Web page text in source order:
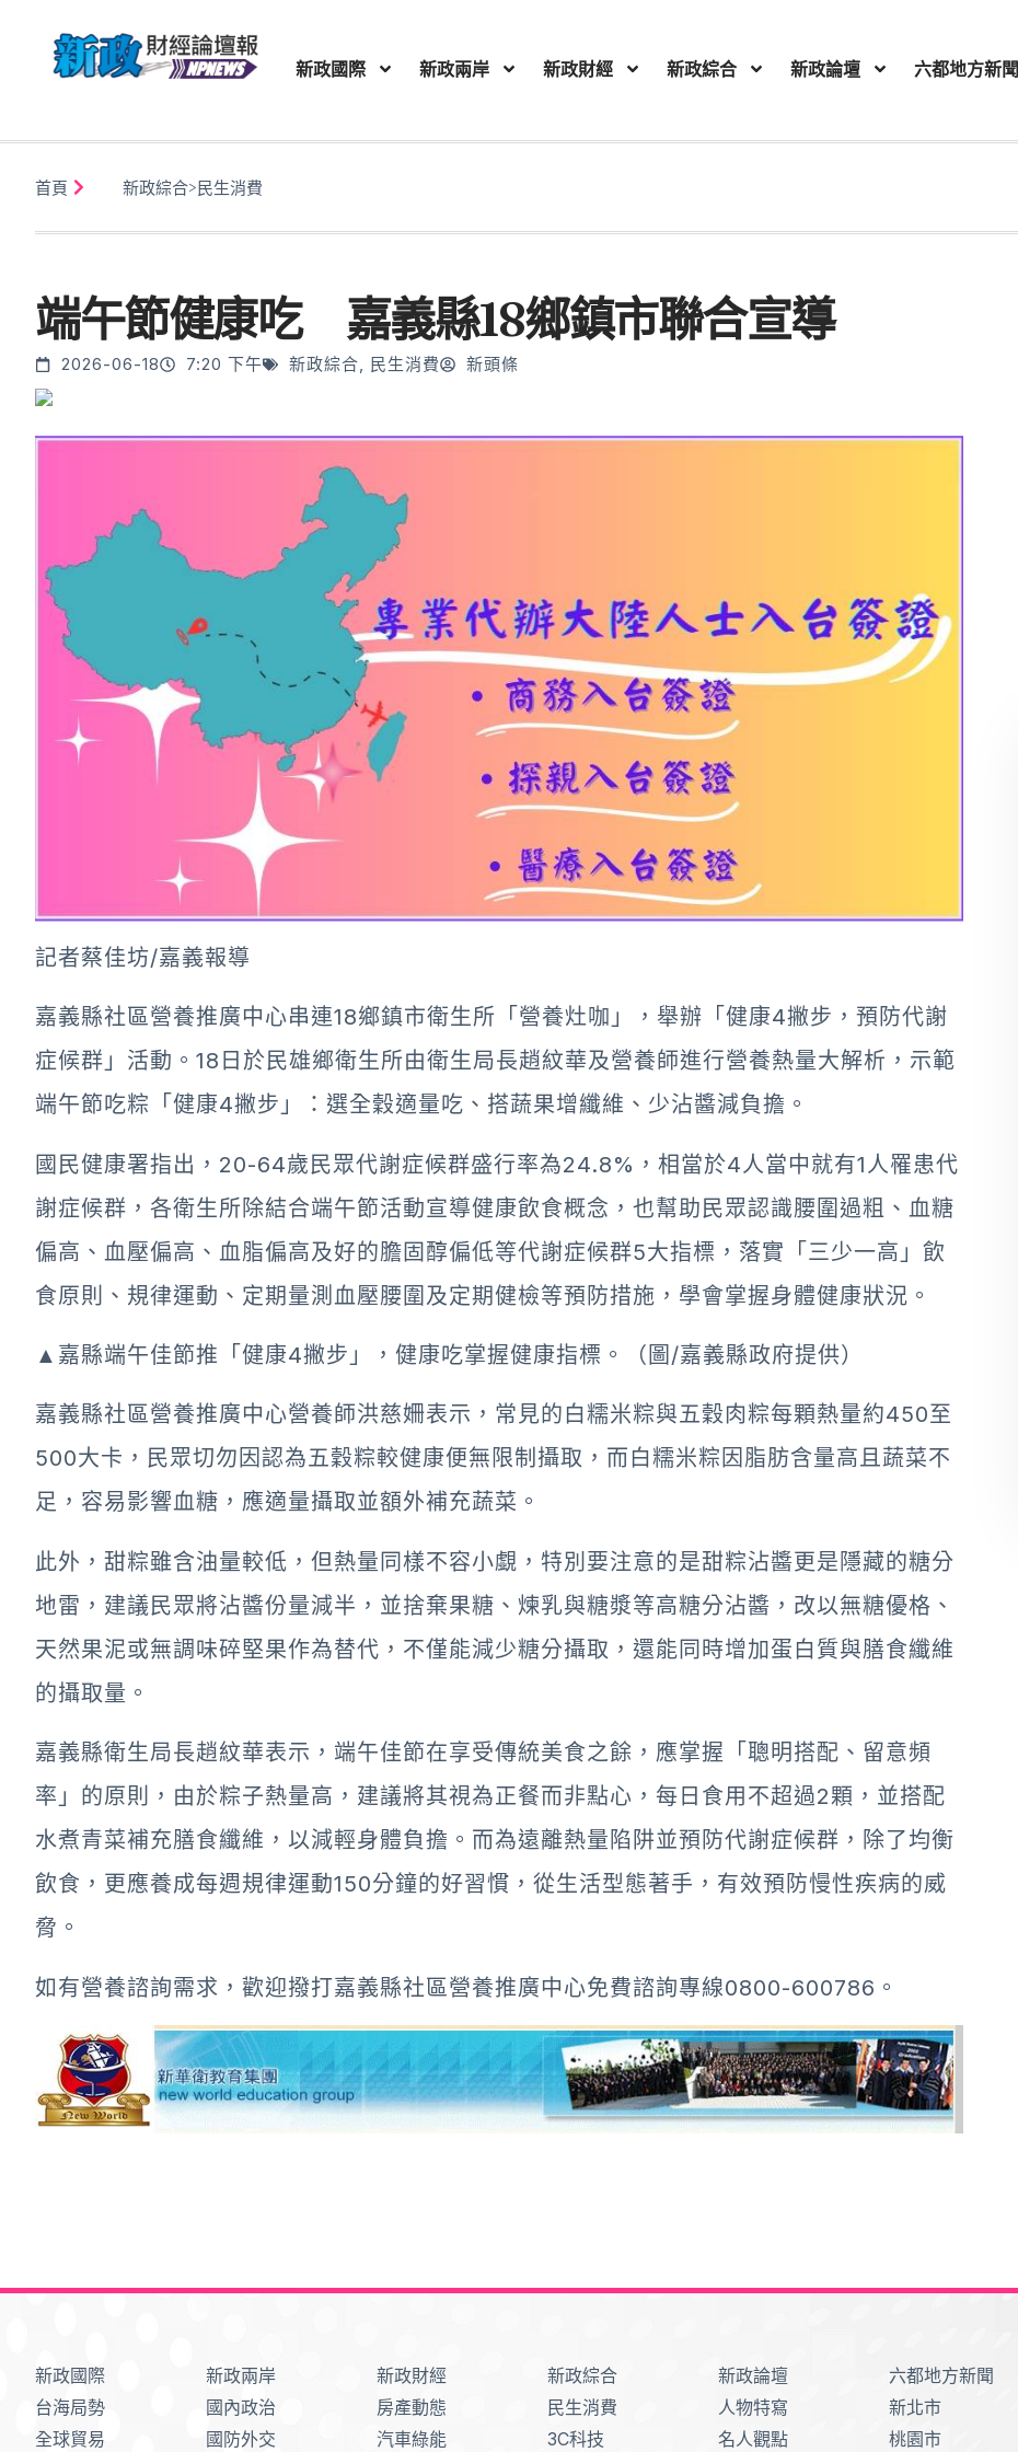
新政國際 新政兩岸 新政財經 新政綜合 新政論壇 六都地方新聞
首頁 新政綜合>民生消費
端午節健康吃 嘉義縣18鄉鎮市聯合宣導
2026-06-18 7:20 下午 新政綜合, 民生消費 新頭條
記者蔡佳坊/嘉義報導
嘉義縣社區營養推廣中心串連18鄉鎮市衛生所「營養灶咖」，舉辦「健康4撇步，預防代謝
症候群」活動。18日於民雄鄉衛生所由衛生局長趙紋華及營養師進行營養熱量大解析，示範
端午節吃粽「健康4撇步」：選全穀適量吃、搭蔬果增纖維、少沾醬減負擔。
國民健康署指出，20-64歲民眾代謝症候群盛行率為24.8%，相當於4人當中就有1人罹患代
謝症候群，各衛生所除結合端午節活動宣導健康飲食概念，也幫助民眾認識腰圍過粗、血糖
偏高、血壓偏高、血脂偏高及好的膽固醇偏低等代謝症候群5大指標，落實「三少一高」飲
食原則、規律運動、定期量測血壓腰圍及定期健檢等預防措施，學會掌握身體健康狀況。
▲嘉縣端午佳節推「健康4撇步」，健康吃掌握健康指標。（圖/嘉義縣政府提供）
嘉義縣社區營養推廣中心營養師洪慈姍表示，常見的白糯米粽與五穀肉粽每顆熱量約450至
500大卡，民眾切勿因認為五穀粽較健康便無限制攝取，而白糯米粽因脂肪含量高且蔬菜不
足，容易影響血糖，應適量攝取並額外補充蔬菜。
此外，甜粽雖含油量較低，但熱量同樣不容小覷，特別要注意的是甜粽沾醬更是隱藏的糖分
地雷，建議民眾將沾醬份量減半，並捨棄果糖、煉乳與糖漿等高糖分沾醬，改以無糖優格、
天然果泥或無調味碎堅果作為替代，不僅能減少糖分攝取，還能同時增加蛋白質與膳食纖維
的攝取量。
嘉義縣衛生局長趙紋華表示，端午佳節在享受傳統美食之餘，應掌握「聰明搭配、留意頻
率」的原則，由於粽子熱量高，建議將其視為正餐而非點心，每日食用不超過2顆，並搭配
水煮青菜補充膳食纖維，以減輕身體負擔。而為遠離熱量陷阱並預防代謝症候群，除了均衡
飲食，更應養成每週規律運動150分鐘的好習慣，從生活型態著手，有效預防慢性疾病的威
脅。
如有營養諮詢需求，歡迎撥打嘉義縣社區營養推廣中心免費諮詢專線0800-600786。
新政國際
台海局勢
全球貿易
新政兩岸
國內政治
國防外交
新政財經
房產動態
汽車綠能
新政綜合
民生消費
3C科技
新政論壇
人物特寫
名人觀點
六都地方新聞
新北市
桃園市